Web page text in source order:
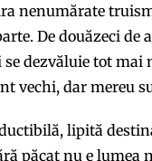
nenumărate
De douăzeci de
dezvăluie tot mai
vechi, dar mereu
lipită
păcat nu e lumea